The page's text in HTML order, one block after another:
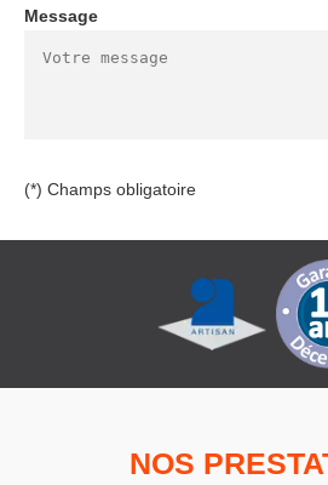
Message
(*) Champs obligatoire
NOS